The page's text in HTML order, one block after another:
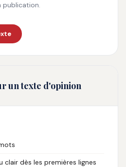
un texte d'opinion
clair dès les premières lignes